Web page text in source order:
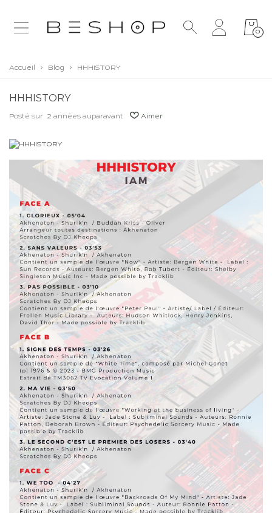
0
Accueil > Blog > HHHISTORY
HHHISTORY
Posté sur 2 années auparavant Aimer